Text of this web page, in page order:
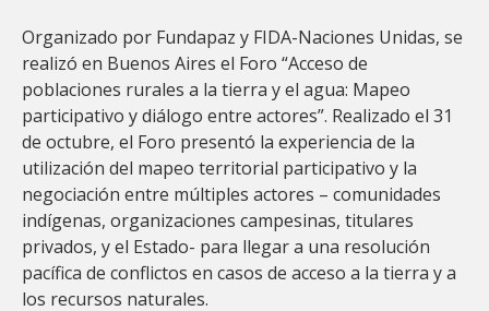
Organizado por Fundapaz y FIDA-Naciones Unidas, se
realizó en Buenos Aires el Foro “Acceso de
poblaciones rurales a la tierra y el agua: Mapeo
participativo y diálogo entre actores”. Realizado el 31
de octubre, el Foro presentó la experiencia de la
utilización del mapeo territorial participativo y la
negociación entre múltiples actores – comunidades
indígenas, organizaciones campesinas, titulares
privados, y el Estado- para llegar a una resolución
pacífica de conflictos en casos de acceso a la tierra y a
los recursos naturales.